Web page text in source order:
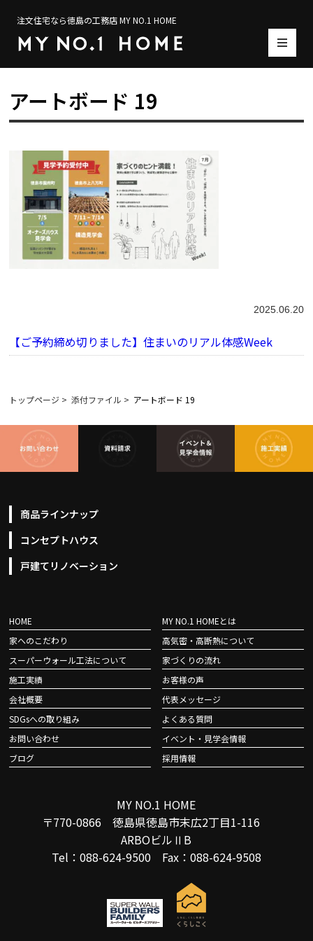
注文住宅なら徳島の工務店 MY NO.1 HOME
アートボード 19
2025.06.20
【ご予約締め切りました】住まいのリアル体感Week
トップページ > 添付ファイル > アートボード 19
商品ラインナップ
コンセプトハウス
戸建てリノベーション
HOME
MY NO.1 HOMEとは
家へのこだわり
高気密・高断熱について
スーパーウォール工法について
家づくりの流れ
施工実績
お客様の声
会社概要
代表メッセージ
SDGsへの取り組み
よくある質問
お問い合わせ
イベント・見学会情報
ブログ
採用情報
MY NO.1 HOME
〒770-0866 徳島県徳島市末広2丁目1-116
ARBOビルⅡB
Tel：088-624-9500 Fax：088-624-9508